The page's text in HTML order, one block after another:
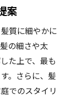
案
質に細やかに
の細さや太
た上で、最も
。さらに、髪
でのスタイリ